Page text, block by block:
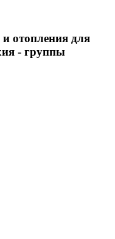
отопления для
- группы